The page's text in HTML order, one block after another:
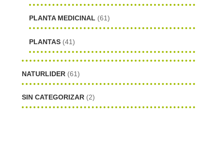
PLANTA MEDICINAL (61)
PLANTAS (41)
NATURLIDER (61)
SIN CATEGORIZAR (2)